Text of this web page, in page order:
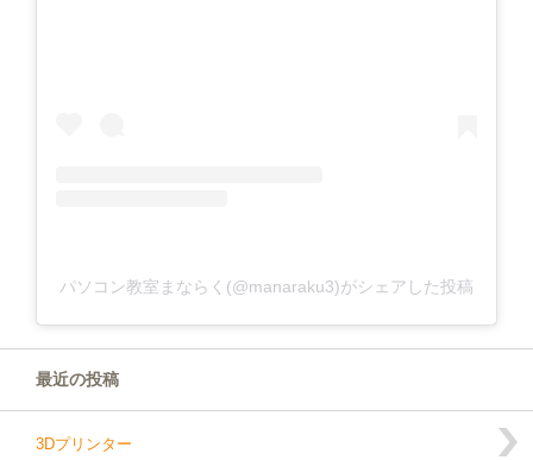
パソコン教室まならく(@manaraku3)がシェアした投稿
最近の投稿
3Dプリンター